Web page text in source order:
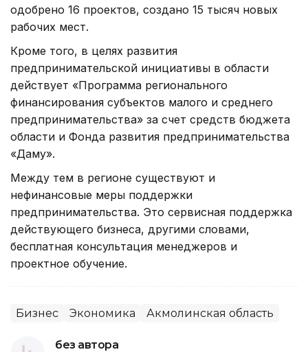
одобрено 16 проектов, создано 15 тысяч новых
рабочих мест.
Кроме того, в целях развития
предпринимательской инициативы в области
действует «Программа регионального
финансирования субъектов малого и среднего
предпринимательства» за счет средств бюджета
области и Фонда развития предпринимательства
«Даму».
Между тем в регионе существуют и
нефинансовые меры поддержки
предпринимательства. Это сервисная поддержка
действующего бизнеса, другими словами,
бесплатная консультация менеджеров и
проектное обучение.
Бизнес Экономика Акмолинская область
без автора